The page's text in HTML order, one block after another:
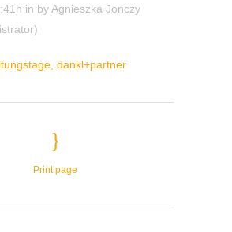
in byAgnieszka Jonczy
Print page